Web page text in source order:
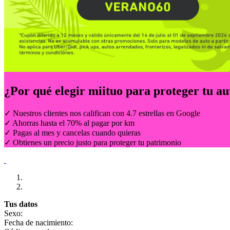
¿Por qué elegir miituo para proteger tu
✓ Nuestros clientes nos califican con 4.7 estrellas en Google
✓ Ahorras hasta el 70% al pagar por km
✓ Pagas al mes y cancelas cuando quieras
✓ Obtienes un precio justo para proteger tu patrimonio
Tus datos
Sexo:
Fecha de nacimiento: